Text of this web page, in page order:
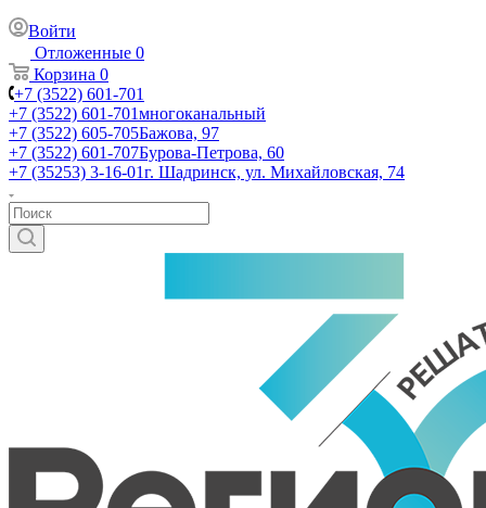
Войти
Отложенные 0
Корзина 0
+7 (3522) 601-701
+7 (3522) 601-701многоканальный
+7 (3522) 605-705Бажова, 97
+7 (3522) 601-707Бурова-Петрова, 60
+7 (35253) 3-16-01г. Шадринск, ул. Михайловская, 74